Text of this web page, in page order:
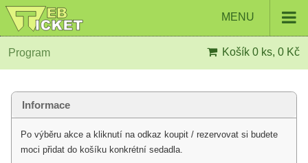
MENU
Program Košík 0 ks, 0 Kč
Informace
Po výběru akce a kliknutí na odkaz koupit / rezervovat si budete
moci přidat do košíku konkrétní sedadla.